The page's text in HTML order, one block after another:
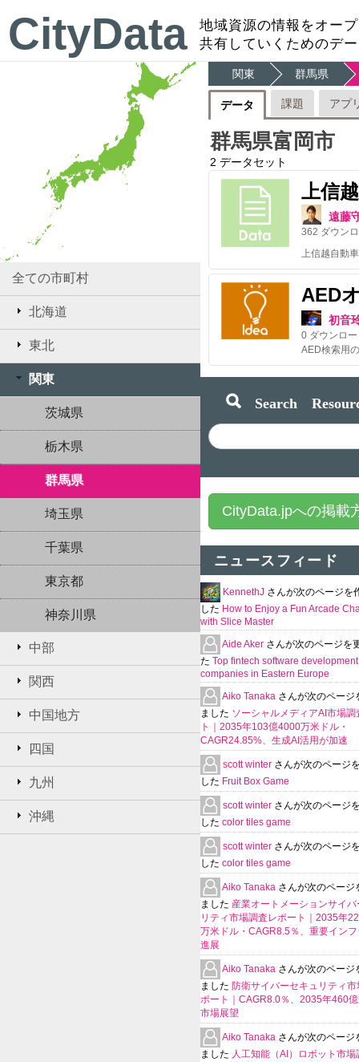
CityData
地域資源の情報をオー
共有していくためのデ
全ての市町村
北海道
東北
関東
茨城県
栃木県
群馬県
埼玉県
千葉県
東京都
神奈川県
中部
関西
中国地方
四国
九州
沖縄
関東 群馬県
データ 課題 アプ
群馬県富岡市
2 データセット
上信
遠藤
362 ダウン
AED
初音
0 ダウンロ
AED検索用
Search
CityData.jpへの掲載
ニュースフィード
KennethJ さんが次のページを
した How to Enjoy a Fun Arcade
with Slice Master
Aide Aker さんが次のページを
た Top fintech software development
companies in Eastern Europe
Aiko Tanaka さんが次のページ
ました ソーシャルメディアAI市場調
ト｜2035年103億4000万米ドル・
CAGR24.85%、生成AI活用が加速
scott winter さんが次のページ
した Fruit Box Game
scott winter さんが次のページ
した color tiles game
scott winter さんが次のページ
した color tiles game
Aiko Tanaka さんが次のページ
ました 産業オートメーションサイ
リティ市場調査レポート｜2035年
万米ドル・CAGR8.5％、重要イン
進展
Aiko Tanaka さんが次のページ
ました 防衛サイバーセキュリティ
ポート｜CAGR8.0％、2035年460
市場展望
Aiko Tanaka さんが次のページ
ました 人工知能（AI）ロボット市場